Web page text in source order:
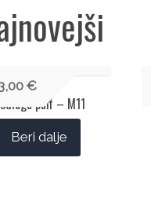
puff – M11
€
Beri dalje